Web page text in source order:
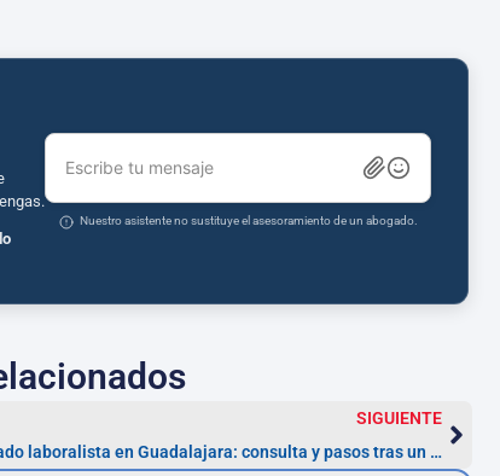
Escribe tu mensaje
Nuestro asistente no sustituye el asesoramiento de un abogado.
SIGUIENTE
Abogado laboralista en Guadalajara: consulta y pasos tras un despido